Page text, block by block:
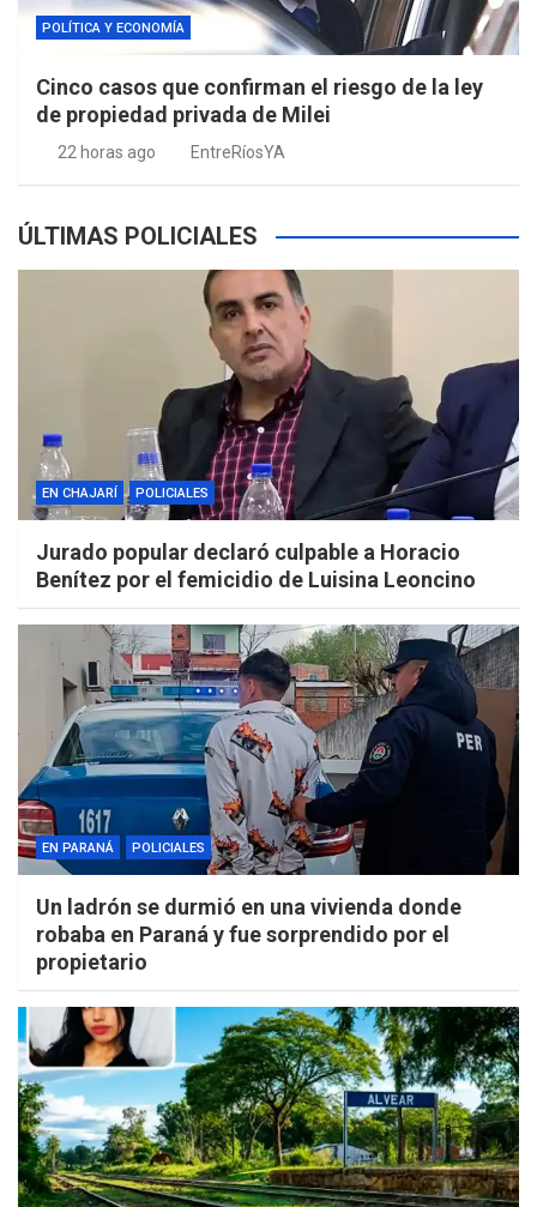
POLÍTICA Y ECONOMÍA
Cinco casos que confirman el riesgo de la ley
de propiedad privada de Milei
22 horas ago EntreRíosYA
ÚLTIMAS POLICIALES
EN CHAJARÍ POLICIALES
Jurado popular declaró culpable a Horacio
Benítez por el femicidio de Luisina Leoncino
EN PARANÁ POLICIALES
Un ladrón se durmió en una vivienda donde
robaba en Paraná y fue sorprendido por el
propietario